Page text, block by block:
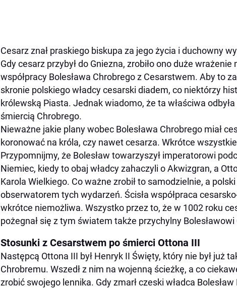
Cesarz znał praskiego biskupa za jego życia i duchowny
Gdy cesarz przybył do Gniezna, zrobiło ono duże wrażenie
współpracy Bolesława Chrobrego z Cesarstwem. Aby to
skronie polskiego władcy cesarski diadem, co niektórzy
królewską Piasta. Jednak wiadomo, że ta właściwa
śmiercią Chrobrego.
Nieważne jakie plany wobec Bolesława Chrobrego miał
koronować na króla, czy nawet cesarza. Wkrótce
Przypomnijmy, że Bolesław towarzyszył imperatorowi
Niemiec, kiedy to obaj władcy zahaczyli o Akwizgran, a
Karola Wielkiego. Co ważne zrobił to samodzielnie, a
obserwatorem tych wydarzeń. Ścisła współpraca
wkrótce niemożliwa. Wszystko przez to, że w 1002 roku
pożegnał się z tym światem także przychylny
Stosunki z Cesarstwem po śmierci Ottona III
Następcą Ottona III był Henryk II Święty, który nie był już
Chrobremu. Wszedł z nim na wojenną ścieżkę, a co
zrobić swojego lennika. Gdy zmarł czeski władca